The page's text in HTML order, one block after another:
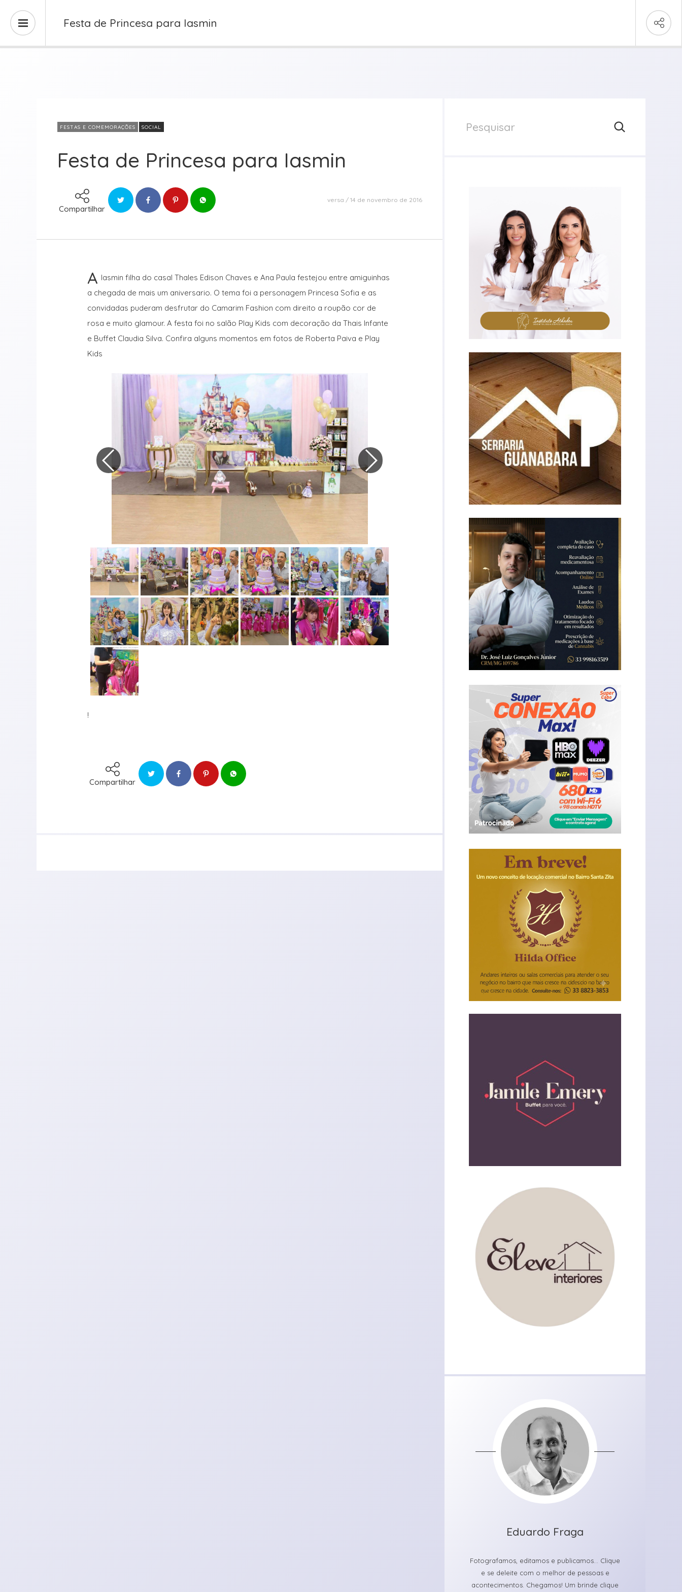
Festa de Princesa para Iasmin
FESTAS E COMEMORAÇÕES SOCIAL
Festa de Princesa para Iasmin
Compartilhar
versa 14 de novembro de 2016
A Iasmin filha do casal Thales Edison Chaves e Ana Paula festejou entre amiguinhas
a chegada de mais um aniversario. O tema foi a personagem Princesa Sofia e as
convidadas puderam desfrutar do Camarim Fashion com direito a roupão cor de
rosa e muito glamour. A festa foi no salão Play Kids com decoração da Thais Infante
e Buffet Claudia Silva. Confira alguns momentos em fotos de Roberta Paiva e Play
Kids
!
Compartilhar
Eduardo Fraga
Fotografamos, editamos e publicamos... Clique
e se deleite com o melhor de pessoas e
acontecimentos. Chegamos! Um brinde clique